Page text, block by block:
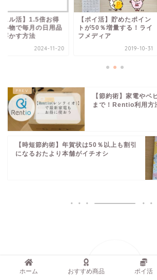
イ活】貯めたポイン
50％増量する！ライ
ディア
2019-10-31
【継続は力なり】ポイ活
も続けることで成果が出
る。
2020-03-02
【節約術】家電やベ
まで！Rentio利用方
【時短節約術】年賀状は50％以上も割引
になるおたより本舗がイチオシ
ホーム おすすめ商品 ポイ活